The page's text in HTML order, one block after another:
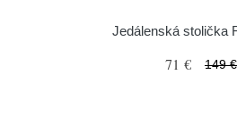
Jedálenská stolička
71 € 149 €